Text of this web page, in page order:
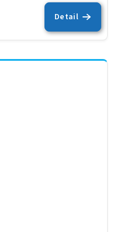
je
5,0
5
Detail